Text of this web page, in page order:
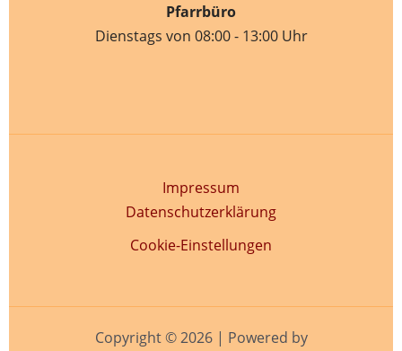
Pfarrbüro
Dienstags von 08:00 - 13:00 Uhr
Impressum
Datenschutzerklärung
Cookie-Einstellungen
Copyright © 2026 | Powered by